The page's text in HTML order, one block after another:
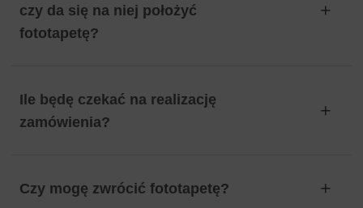
czy da się na niej położyć
fototapetę?
Ile będę czekać na realizację
zamówienia?
Czy mogę zwrócić fototapetę?